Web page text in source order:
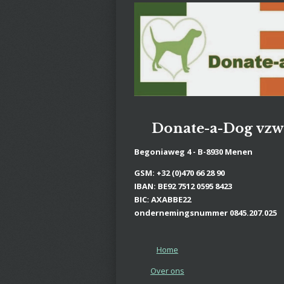
Donate-a-Dogvzw
Begoniaweg 4 - B-8930 Menen
GSM: +32 (0)470 66 28 90
IBAN: BE92 7512 0595 8423
BIC: AXABBE22
ondernemingsnummer 0845.207.025
Home
Over ons